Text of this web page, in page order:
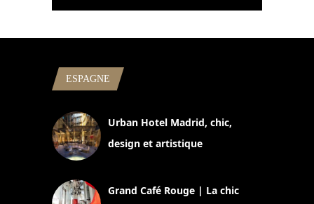
ESPAGNE
Urban Hotel Madrid, chic,
design et artistique
Grand Café Rouge | La chic